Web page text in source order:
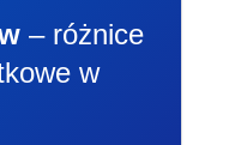
– różnice
w